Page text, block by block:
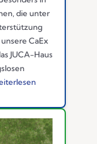
die unter
CaEx
JUCA-Haus